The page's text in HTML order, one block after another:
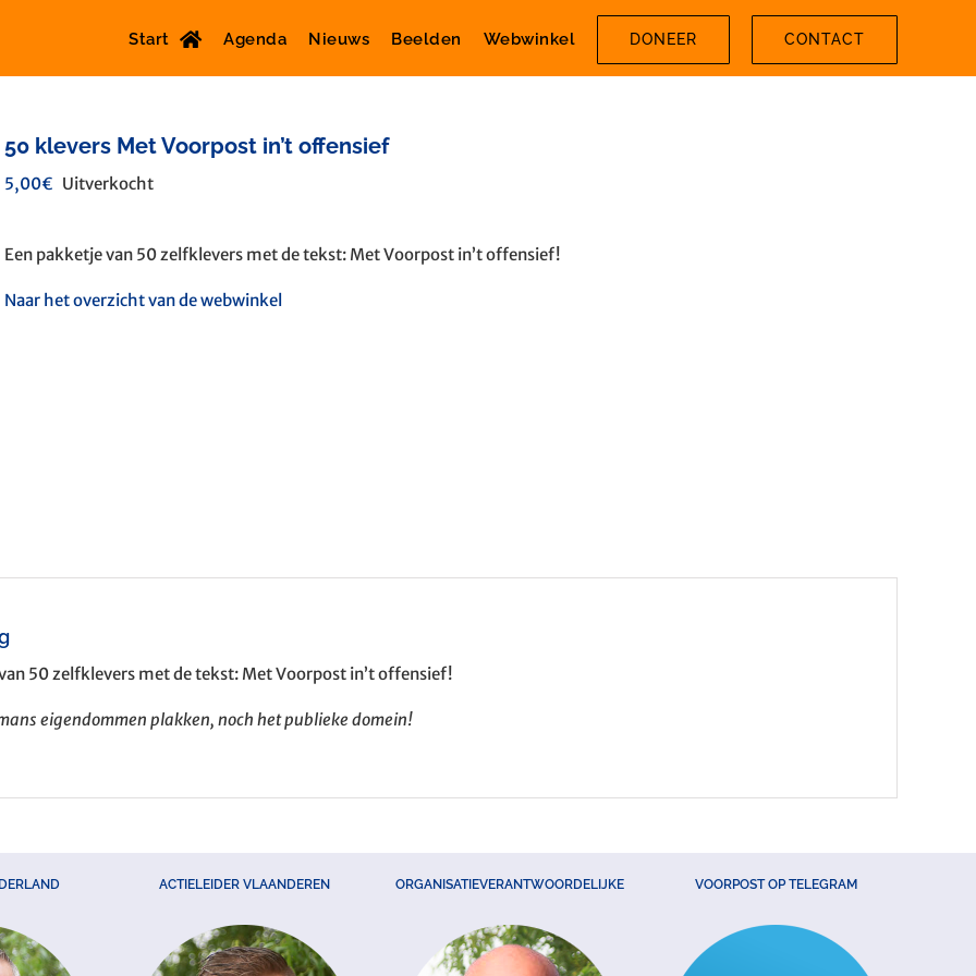
Start Agenda Nieuws Beelden Webwinkel DONEER CONTACT
50 klevers Met Voorpost in’t offensief
5,00€ Uitverkocht
Een pakketje van 50 zelfklevers met de tekst: Met Voorpost in’t offensief!
Naar het overzicht van de webwinkel
50 zelfklevers met de tekst: Met Voorpost in’t offensief!
eigendommen plakken, noch het publieke domein!
ACTIELEIDER VLAANDEREN ORGANISATIEVERANTWOORDELIJKE VOORPOST OP TELEGRAM